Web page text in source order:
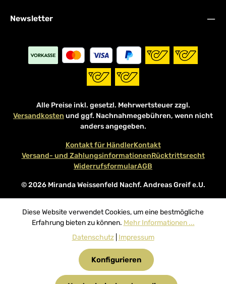
Newsletter
Alle Preise inkl. gesetzl. Mehrwertsteuer zzgl.
Versandkosten und ggf. Nachnahmegebühren, wenn nicht
anders angegeben.
© 2026 Miranda Weissenfeld Nachf. Andreas Greif e.U.
Kontakt für HändlerKontakt
Versand- und ZahlungsinformationenRücktrittsrecht
WiderrufsformularAGB
Diese Website verwendet Cookies, um eine bestmögliche
Erfahrung bieten zu können. Mehr Informationen ...
Datenschutz| Impressum
Konfigurieren